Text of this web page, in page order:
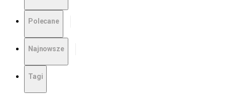
Polecane
Najnowsze
Tagi